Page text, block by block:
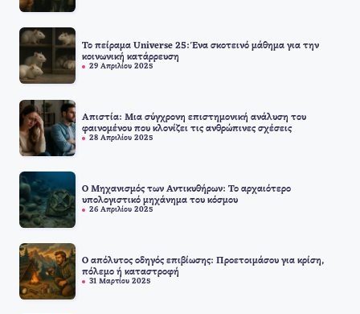
Το πείραμα Universe 25: Ένα σκοτεινό μάθημα για την
κοινωνική κατάρρευση
29 Απριλίου 2025
Απιστία: Μια σύγχρονη επιστημονική ανάλυση του
φαινομένου που κλονίζει τις ανθρώπινες σχέσεις
28 Απριλίου 2025
Ο Μηχανισμός των Αντικυθήρων: Το αρχαιότερο
υπολογιστικό μηχάνημα του κόσμου
26 Απριλίου 2025
Ο απόλυτος οδηγός επιβίωσης: Προετοιμάσου για κρίση,
πόλεμο ή καταστροφή
31 Μαρτίου 2025